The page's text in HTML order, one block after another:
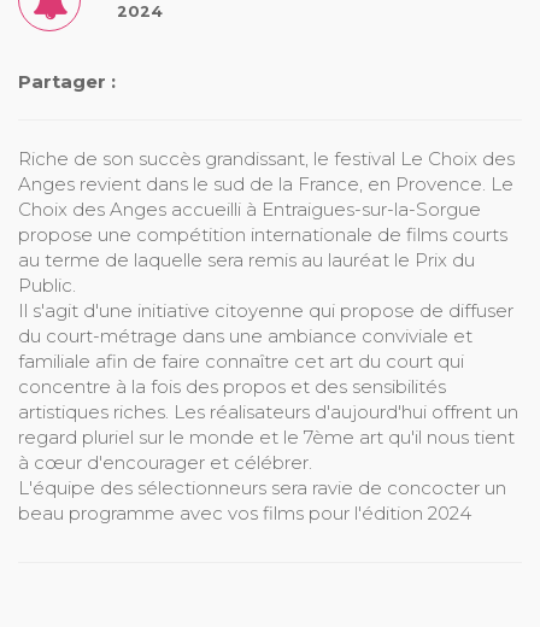
2024
Partager :
Riche de son succès grandissant, le festival Le Choix des
Anges revient dans le sud de la France, en Provence. Le
Choix des Anges accueilli à Entraigues-sur-la-Sorgue
propose une compétition internationale de films courts
au terme de laquelle sera remis au lauréat le Prix du
Public.
Il s'agit d'une initiative citoyenne qui propose de diffuser
du court-métrage dans une ambiance conviviale et
familiale afin de faire connaître cet art du court qui
concentre à la fois des propos et des sensibilités
artistiques riches. Les réalisateurs d'aujourd'hui offrent un
regard pluriel sur le monde et le 7ème art qu'il nous tient
à cœur d'encourager et célébrer.
L'équipe des sélectionneurs sera ravie de concocter un
beau programme avec vos films pour l'édition 2024